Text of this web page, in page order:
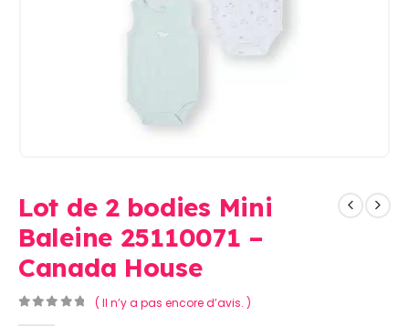
Lot de 2 bodies Mini
Baleine 25110071 –
Canada House
( Il n’y a pas encore d’avis. )